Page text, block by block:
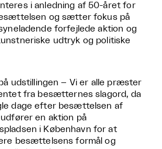
i anledning af 50-året for
og sætter fokus på
forfejlede aktion og
udtryk og politiske
på udstillingen – Vi er alle præster
fra besætternes slagord, da
dage efter besættelsen af
en aktion på
i København for at
besættelsens formål og